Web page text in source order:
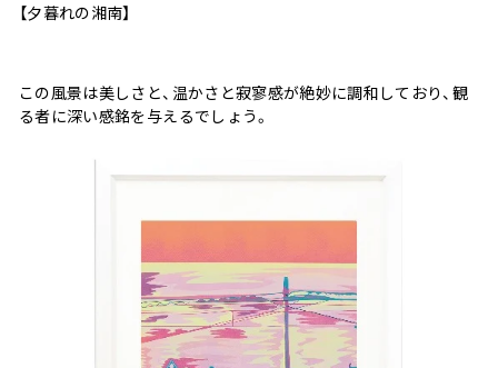
【夕暮れの湘南】
この風景は美しさと、温かさと寂寥感が絶妙に調和しており、観
る者に深い感銘を与えるでしょう。